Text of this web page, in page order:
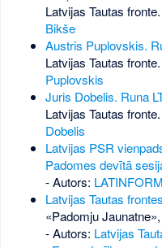
Latvijas Tautas
Bikše
Austris Puplovskis.
Latvijas Tautas
Puplovskis
Juris Dobelis. Runa
Latvijas Tautas
Dobelis
Latvijas PSR
Padomes devītā
- Autors: LATINFORM
Latvijas Tautas
«Padomju
- Autors: Latvijas